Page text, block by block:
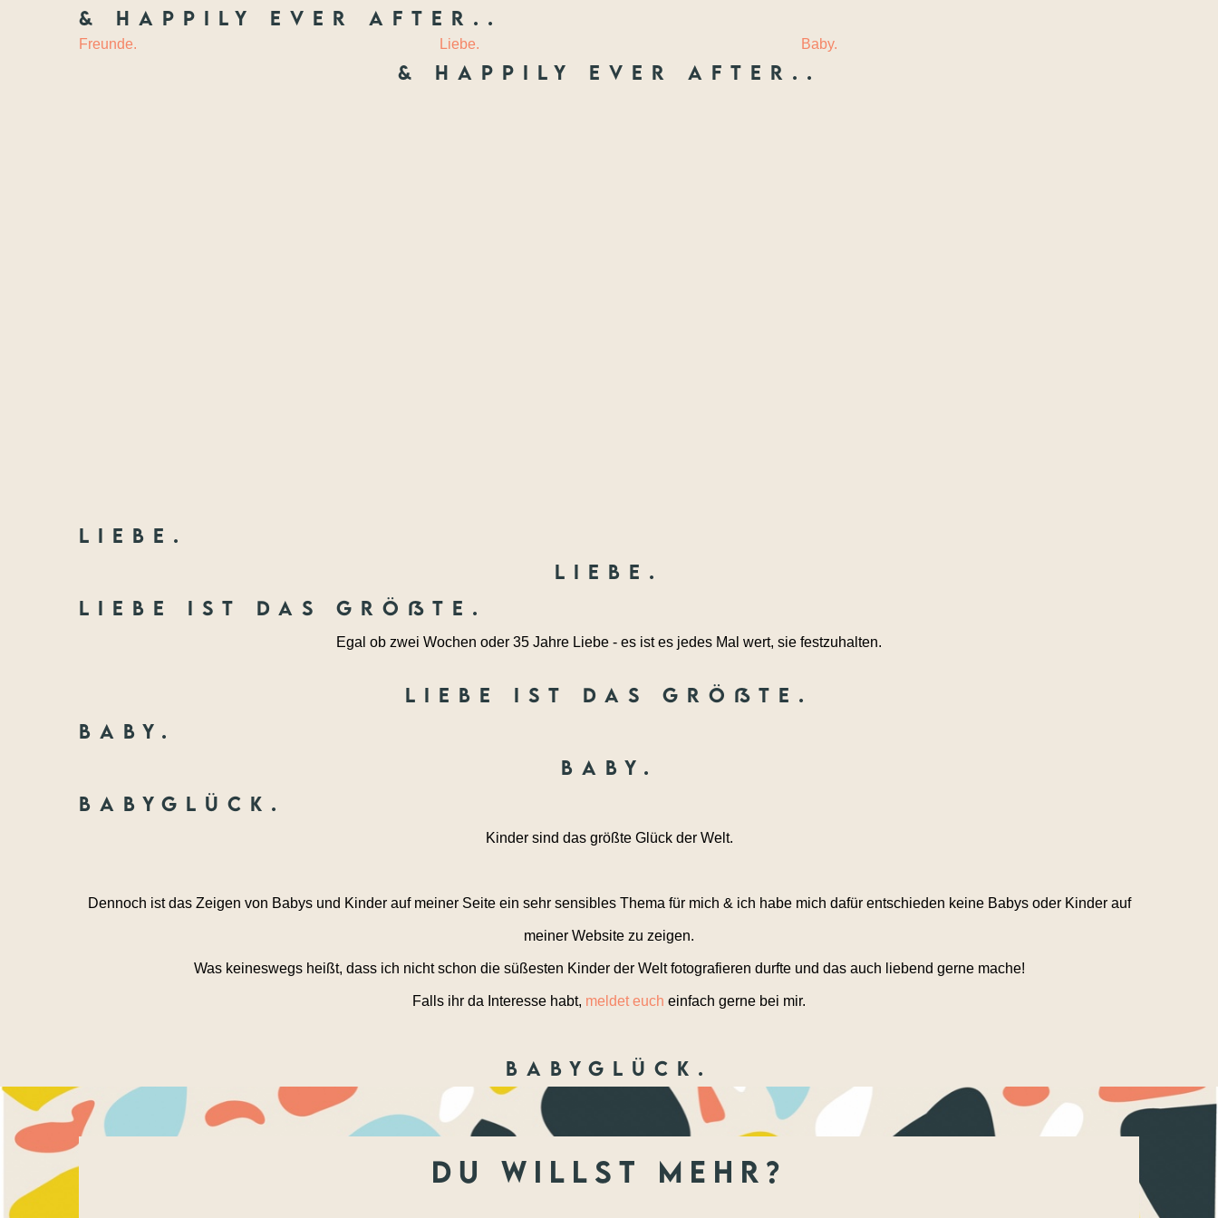
& LIEBE LAURIEN
& happily ever after..
Freunde. Liebe. Baby.
& happily ever after..
Liebe.
Liebe.
Liebe ist das größte.
Egal ob zwei Wochen oder 35 Jahre Liebe - es ist es jedes Mal wert, sie festzuhalten.
Liebe ist das größte.
Baby.
Baby.
Babyglück.
Kinder sind das größte Glück der Welt.
Dennoch ist das Zeigen von Babys und Kinder auf meiner Seite ein sehr sensibles Thema für mich & ich habe mich dafür entschieden keine Babys oder Kinder auf
meiner Website zu zeigen.
Was keineswegs heißt, dass ich nicht schon die süßesten Kinder der Welt fotografieren durfte und das auch liebend gerne mache!
Falls ihr da Interesse habt, meldet euch einfach gerne bei mir.
Babyglück.
du willst mehr?